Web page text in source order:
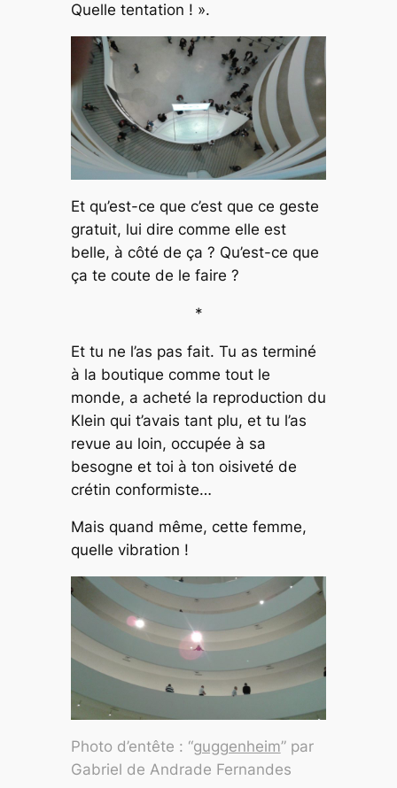
Quelle tentation ! ».
Et qu’est-ce que c’est que ce geste
gratuit, lui dire comme elle est
belle, à côté de ça ? Qu’est-ce que
ça te coute de le faire ?
*
Et tu ne l’as pas fait. Tu as terminé
à la boutique comme tout le
monde, a acheté la reproduction du
Klein qui t’avais tant plu, et tu l’as
revue au loin, occupée à sa
besogne et toi à ton oisiveté de
crétin conformiste…
Mais quand même, cette femme,
quelle vibration !
Photo d’entête : “guggenheim” par
Gabriel de Andrade Fernandes